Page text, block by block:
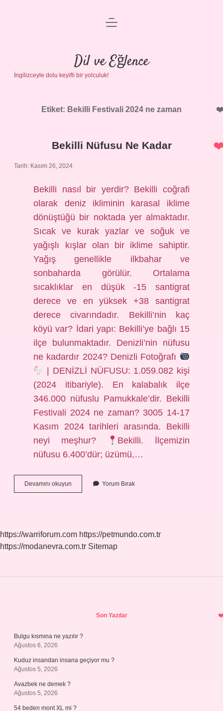
Anasayfa
Gizlilik Politikası
Yasal Uyarı
menüyü
Dil ve Eğlence
İngilizceyle dolu keyifli bir yolculuk!
Etiket: Bekilli Festivali 2024 ne zaman
Bekilli Nüfusu Ne Kadar
Tarih: Kasım 26, 2024
Bekilli nasıl bir yerdir? Bekilli coğrafi
olarak deniz ikliminin karasal iklime
dönüştüğü bir noktada yer almaktadır.
Sıcak ve kurak yazlar ve soğuk ve
yağışlı kışlar olan bir iklime sahiptir.
Yağış genellikle ilkbahar ve
sonbaharda görülür. Ortalama
sıcaklıklar en düşük -15 santigrat
derece ve en yüksek +38 santigrat
derece civarındadır. Bekilli’nin kaç
köyü var? İdari yapı: Bekilli’ye bağlı 15
ilçe bulunmaktadır. Denizli’nin nüfusu
ne kadardır 2024? Denizli Fotoğrafı
| DENİZLİ NÜFUSU: 1.059.082 kişi
(2024 itibariyle). En kalabalık ilçe
346.000 nüfuslu Pamukkale’dir. Bekilli
Festivali 2024 ne zaman? 3005 14-17
Kasım 2024 tarihleri ​​arasında. Bekilli
neyi meşhur?
Bekilli. İlçemizin
nüfusu 6.400’dür; üzümü,…
Devamını okuyun
Nüfusu
Yorum Bırak
https://warriforum.com https://petmundo.com.tr
https://modanevra.com.tr Sitemap
Son Yazılar
Bulgu kısmına ne yazılır ?
Ağustos 6, 2026
Kuduz insandan insana geçiyor mu ?
Ağustos 5, 2026
Avazbek ne demek ?
Ağustos 5, 2026
54 beden mont XL mi ?